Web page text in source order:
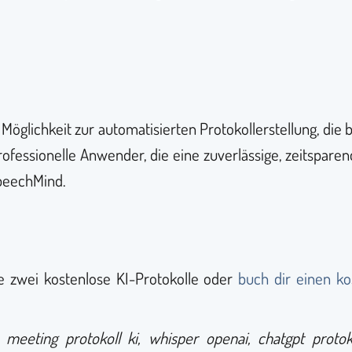
zur automatisierten Protokollerstellung,
Anwender, die eine zuverlässige,
kostenlose KI-Protokolle oder buch dir einen
protokoll ki, whisper openai, chatgpt